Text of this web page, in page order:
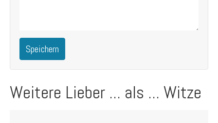
Speichern
Weitere Lieber ... als ... Witze